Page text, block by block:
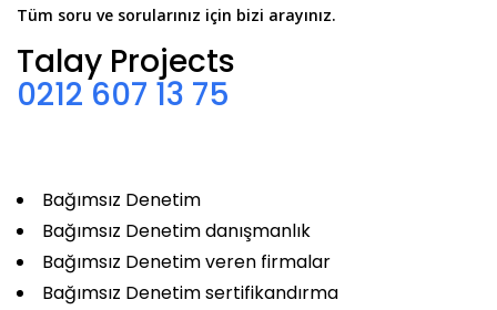
Tüm soru ve sorularınız için bizi arayınız.
Talay Projects
0212 607 13 75
Bağımsız Denetim
Bağımsız Denetim danışmanlık
Bağımsız Denetim veren firmalar
Bağımsız Denetim sertifikandırma